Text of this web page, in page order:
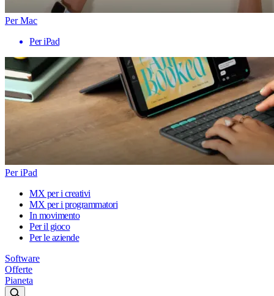
Per Mac
Per iPad
Per iPad
MX per i creativi
MX per i programmatori
In movimento
Per il gioco
Per le aziende
Software
Offerte
Pianeta